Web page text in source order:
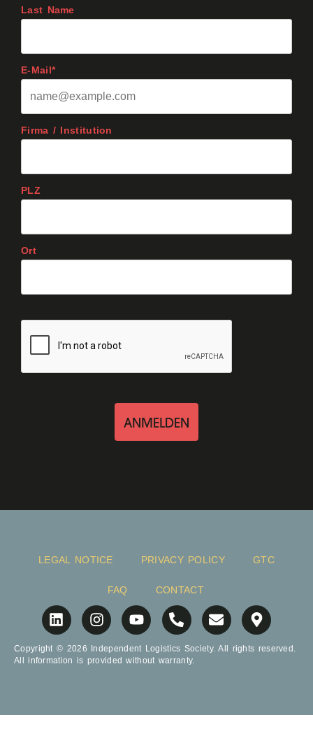
Last Name
E-Mail*
Firma / Institution
PLZ
Ort
ANMELDEN
LEGAL NOTICE PRIVACY POLICY GTC
FAQ CONTACT
Copyright © 2026 Independent Logistics Society. All rights reserved.
All information is provided without warranty.